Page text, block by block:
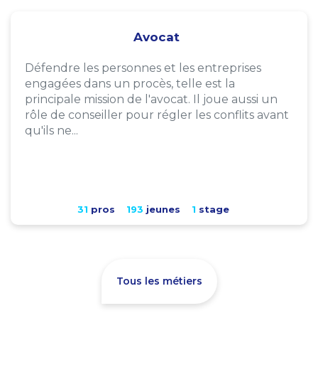
Avocat
Défendre les personnes et les entreprises
engagées dans un procès, telle est la
principale mission de l'avocat. Il joue aussi un
rôle de conseiller pour régler les conflits avant
qu'ils ne...
31 pros 193 jeunes 1 stage
Tous les métiers